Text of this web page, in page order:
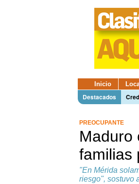
Inicio
Destacados
PREOCUPANTE
Maduro
familias
"En Mérida
riesgo", sostuvo